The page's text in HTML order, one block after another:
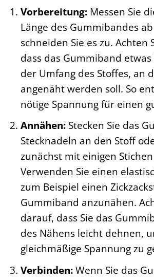
Vorbereitung:Messen Sie
Länge des Gummibandes
schneiden Sie es zu. Achten
dass das Gummiband
der Umfang des Stoffes, an
angenäht werden soll. So
nötige Spannung für einen
Annähen:Stecken Sie das
Stecknadeln an den Stoff
zunächst mit einigen
Verwenden Sie einen
zum Beispiel einen
Gummiband anzunähen.
darauf, dass Sie das
des Nähens leicht dehnen,
gleichmäßige Spannung zu
Verbinden:Wenn Sie das